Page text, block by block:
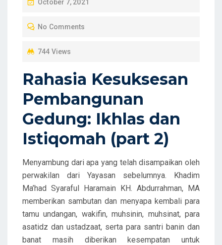
S
O
N
October 7, 2021
No Comments
744 Views
Rahasia Kesuksesan
Pembangunan
Gedung: Ikhlas dan
Istiqomah (part 2)
Menyambung dari apa yang telah disampaikan oleh
perwakilan dari Yayasan sebelumnya. Khadim
Ma’had Syaraful Haramain KH. Abdurrahman, MA
memberikan sambutan dan menyapa kembali para
tamu undangan, wakifin, muhsinin, muhsinat, para
asatidz dan ustadzaat, serta para santri banin dan
banat masih diberikan kesempatan untuk